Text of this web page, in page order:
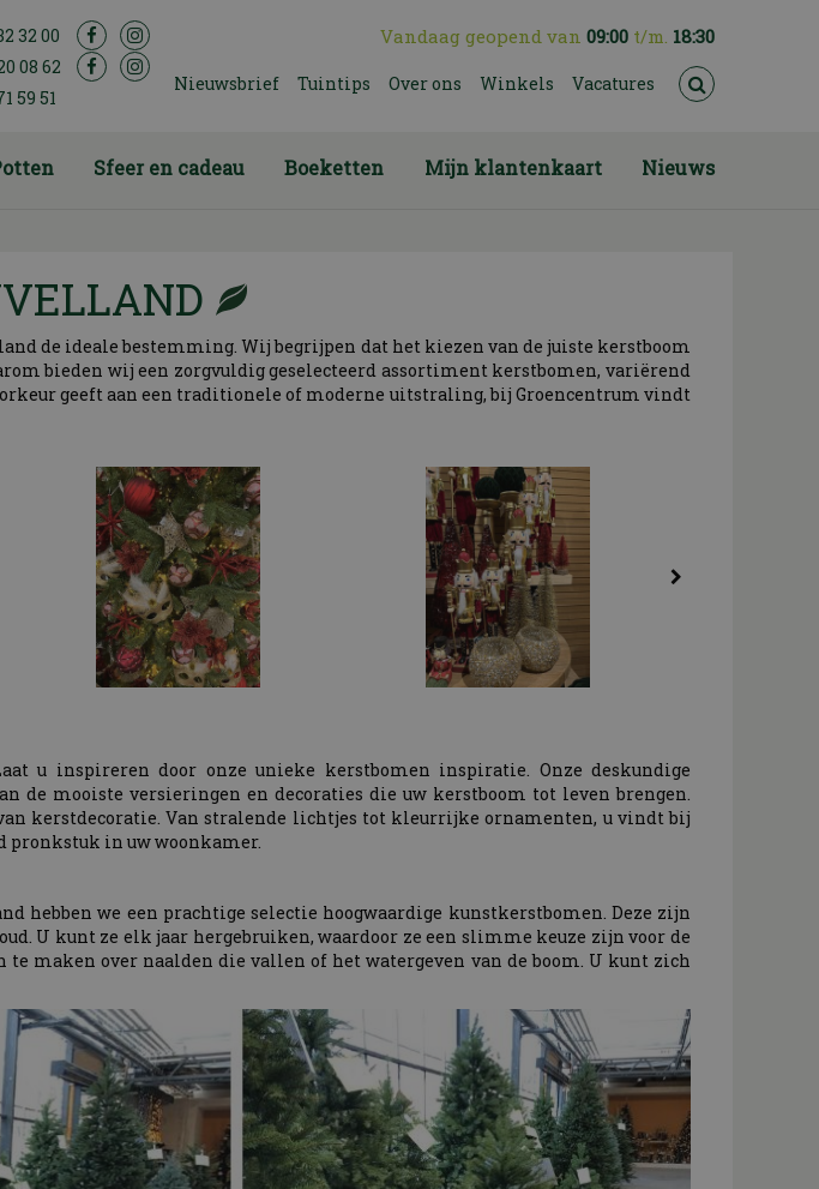
Vandaag geopend van 09:00 t/m. 18:30
32 00
08 62
59 51
Nieuwsbrief Tuintips Over ons Winkels Vacatures
Sfeer en cadeau Boeketten Mijn klantenkaart Nieuws
de ideale bestemming. Wij begrijpen dat het kiezen van de juiste kerstboom
bieden wij een zorgvuldig geselecteerd assortiment kerstbomen, variërend
geeft aan een traditionele of moderne uitstraling, bij Groencentrum vindt
u inspireren door onze unieke kerstbomen inspiratie. Onze deskundige
mooiste versieringen en decoraties die uw kerstboom tot leven brengen.
kerstdecoratie. Van stralende lichtjes tot kleurrijke ornamenten, u vindt bij
pronkstuk in uw woonkamer.
hebben we een prachtige selectie hoogwaardige kunstkerstbomen. Deze zijn
U kunt ze elk jaar hergebruiken, waardoor ze een slimme keuze zijn voor de
maken over naalden die vallen of het watergeven van de boom. U kunt zich